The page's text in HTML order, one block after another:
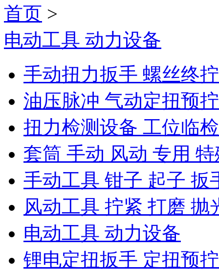
首页 >
电动工具 动力设备
手动扭力扳手 螺丝终
油压脉冲 气动定扭预
扭力检测设备 工位临
套筒 手动 风动 专用 特
手动工具 钳子 起子 扳
风动工具 拧紧 打磨 抛
电动工具 动力设备
锂电定扭扳手 定扭预